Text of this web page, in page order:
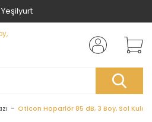
Oticon Hoparlör 85 dB, 3 Boy, Sol